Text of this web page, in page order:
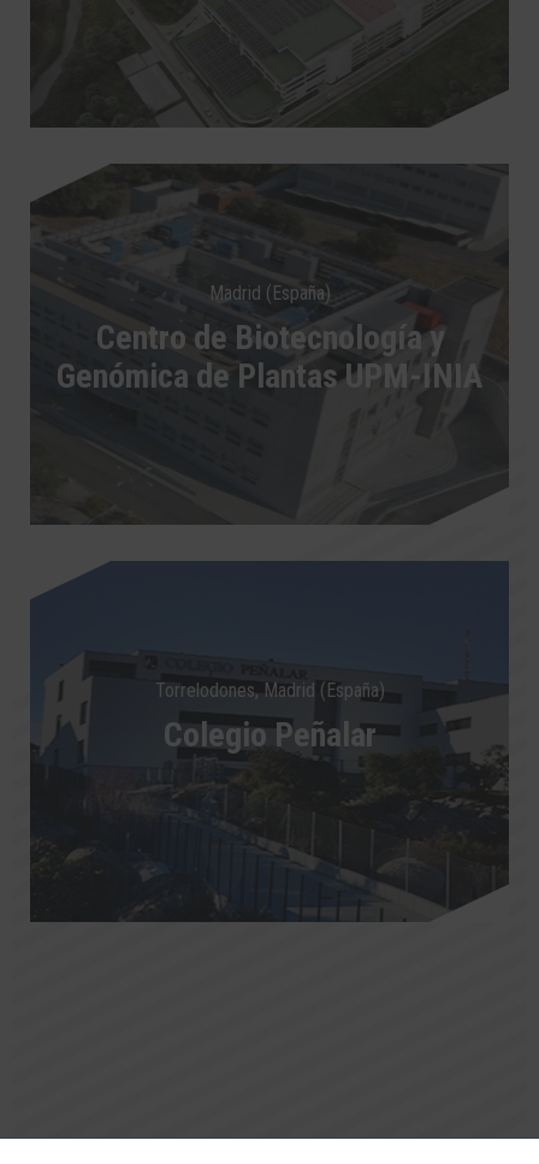
Madrid (España)
Centro de Biotecnología y
Genómica de Plantas UPM-INIA
Torrelodones, Madrid (España)
Colegio Peñalar